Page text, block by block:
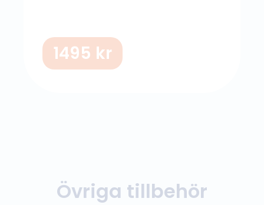
1495 kr
Övriga tillbehör